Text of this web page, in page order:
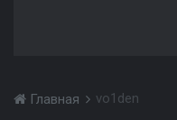
Главная vo1den